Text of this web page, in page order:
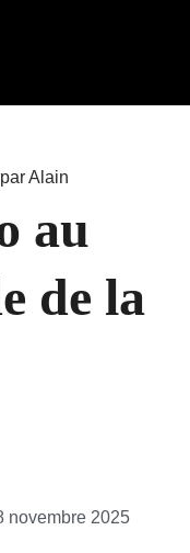
Alain
au
de la
novembre 2025